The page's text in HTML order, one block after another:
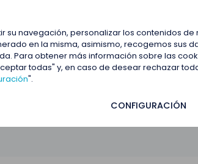
su navegación, personalizar los contenidos
en la misma, asimismo, recogemos sus
Para obtener más información sobre las
todas" y, en caso de desear rechazar
".
CONFIGURACIÓN